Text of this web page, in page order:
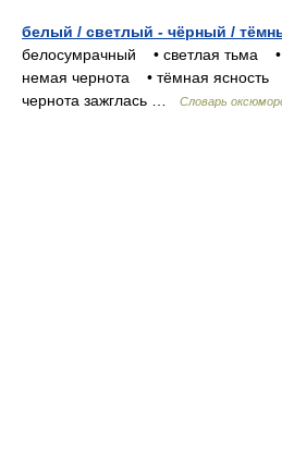
белый / светлый - чёрный /
белосумрачный • светлая тьма
немая чернота • тёмная
чернота зажглась …
Словарь